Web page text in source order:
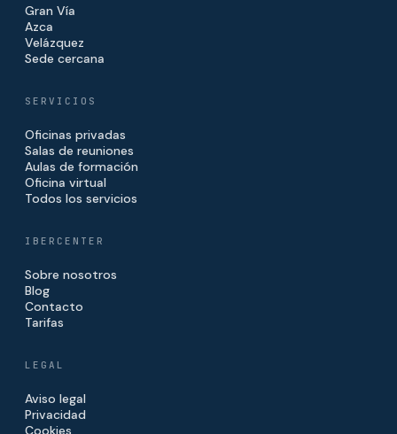
Gran Vía
Azca
Velázquez
Sede cercana
SERVICIOS
Oficinas privadas
Salas de reuniones
Aulas de formación
Oficina virtual
Todos los servicios
IBERCENTER
Sobre nosotros
Blog
Contacto
Tarifas
LEGAL
Aviso legal
Privacidad
Cookies